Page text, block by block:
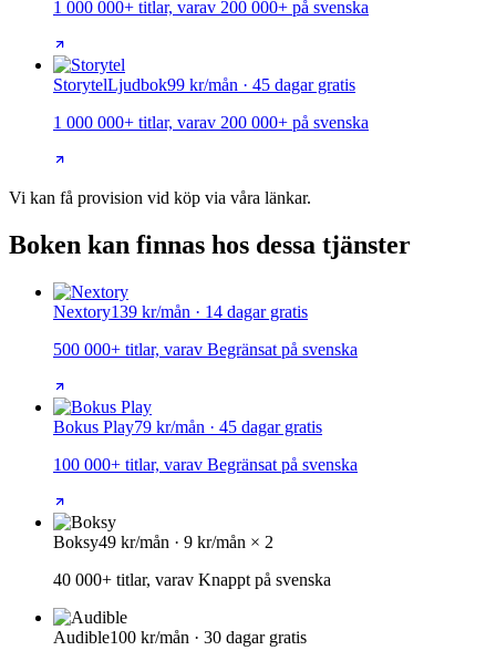
1 000 000+ titlar, varav 200 000+ på svenska
StorytelLjudbok99 kr/mån · 45 dagar gratis
1 000 000+ titlar, varav 200 000+ på svenska
Vi kan få provision vid köp via våra länkar.
Boken kan finnas hos dessa tjänster
Nextory139 kr/mån · 14 dagar gratis
500 000+ titlar, varav Begränsat på svenska
Bokus Play79 kr/mån · 45 dagar gratis
100 000+ titlar, varav Begränsat på svenska
Boksy49 kr/mån · 9 kr/mån × 2
40 000+ titlar, varav Knappt på svenska
Audible100 kr/mån · 30 dagar gratis